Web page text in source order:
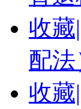
收
配法
收